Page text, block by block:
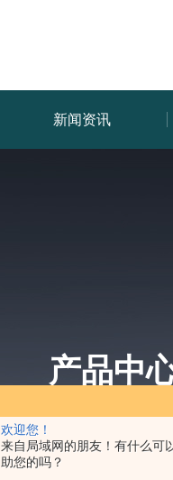
欢迎您！
来自局域网的朋友！有什么可
助您的吗？
新闻资讯
产品中
PRODUCTS